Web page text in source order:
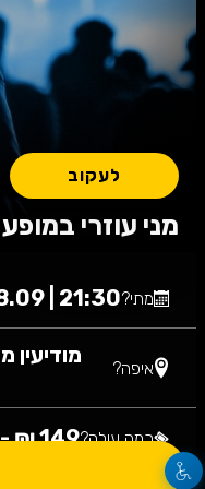
מני עוזרי
לעקוב
מתי?21:30 | 28.09
איפה? מודיעין
כמה עולה?149 ₪ - 140 ₪